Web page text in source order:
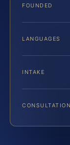
FOUNDED
LANGUAGES
INTAKE
CONSULTATION